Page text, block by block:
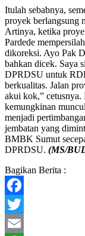
Itulah sebabnya,
proyek berlangsung
Artinya, ketika
Pardede
dikoreksi. Ayo Pak
bahkan dicek. Saya
DPRDSU untuk
berkualitas. Jalan
akui kok,” cetusnya.
kemungkinan
menjadi
jembatan yang
BMBK Sumut
DPRDSU. (MS/
Bagikan Berita :
Facebook
Twitter